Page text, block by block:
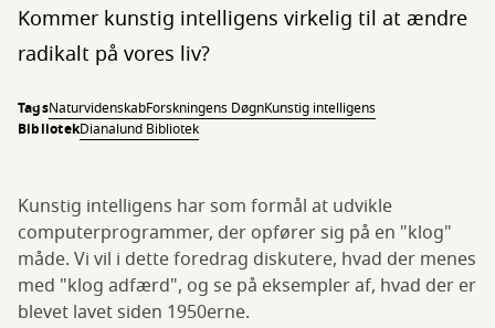
Kommer kunstig intelligens virkelig til at ændre
radikalt på vores liv?
TagsNaturvidenskabForskningens DøgnKunstig intelligens
BibliotekDianalund Bibliotek
Kunstig intelligens har som formål at udvikle
computerprogrammer, der opfører sig på en "klog"
måde. Vi vil i dette foredrag diskutere, hvad der menes
med "klog adfærd", og se på eksempler af, hvad der er
blevet lavet siden 1950erne.